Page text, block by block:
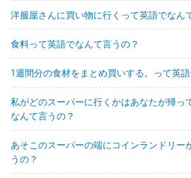
洋服屋さんに買い物に行くって英語でなん
食料って英語でなんて言うの？
1週間分の食材をまとめ買いする。って英
私がどのスーパーに行くかはあなたが帰っ
なんて言うの？
あそこのスーパーの端にコインランドリー
うの？